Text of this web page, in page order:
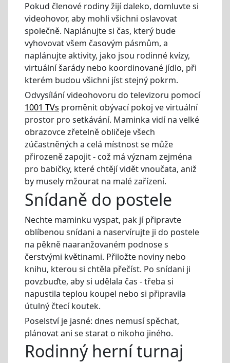
Pokud členové rodiny žijí daleko, domluvte si
videohovor, aby mohli všichni oslavovat
společně. Naplánujte si čas, který bude
vyhovovat všem časovým pásmům, a
naplánujte aktivity, jako jsou rodinné kvízy,
virtuální šarády nebo koordinované jídlo, při
kterém budou všichni jíst stejný pokrm.
Odvysílání videohovoru do televizoru pomocí
1001 TVs proměnit obývací pokoj ve virtuální
prostor pro setkávání. Maminka vidí na velké
obrazovce zřetelně obličeje všech
zúčastněných a celá místnost se může
přirozeně zapojit - což má význam zejména
pro babičky, které chtějí vidět vnoučata, aniž
by musely mžourat na malé zařízení.
Snídaně do postele
Nechte maminku vyspat, pak jí připravte
oblíbenou snídani a naservírujte ji do postele
na pěkně naaranžovaném podnose s
čerstvými květinami. Přiložte noviny nebo
knihu, kterou si chtěla přečíst. Po snídani ji
povzbuďte, aby si udělala čas - třeba si
napustila teplou koupel nebo si připravila
útulný čtecí koutek.
Poselství je jasné: dnes nemusí spěchat,
plánovat ani se starat o nikoho jiného.
Rodinný herní turnaj